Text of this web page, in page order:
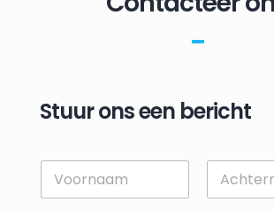
Stuur ons een bericht
N
m